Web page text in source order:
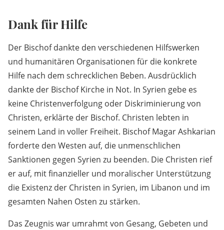
Dank für Hilfe
Der Bischof dankte den verschiedenen Hilfswerken
und humanitären Organisationen für die konkrete
Hilfe nach dem schrecklichen Beben. Ausdrücklich
dankte der Bischof Kirche in Not. In Syrien gebe es
keine Christenverfolgung oder Diskriminierung von
Christen, erklärte der Bischof. Christen lebten in
seinem Land in voller Freiheit. Bischof Magar Ashkarian
forderte den Westen auf, die unmenschlichen
Sanktionen gegen Syrien zu beenden. Die Christen rief
er auf, mit finanzieller und moralischer Unterstützung
die Existenz der Christen in Syrien, im Libanon und im
gesamten Nahen Osten zu stärken.
Das Zeugnis war umrahmt von Gesang, Gebeten und